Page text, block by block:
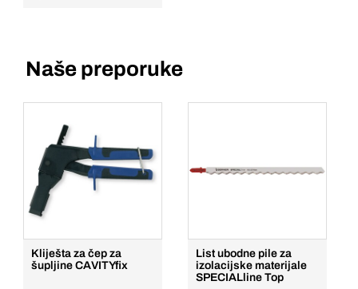
Naše preporuke
Kliješta za čep za
šupljine CAVITYfix
List ubodne pile za
izolacijske materijale
SPECIALline Top